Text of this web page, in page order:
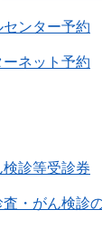
ンター予約
ネット予約
診等受診券
・がん検診